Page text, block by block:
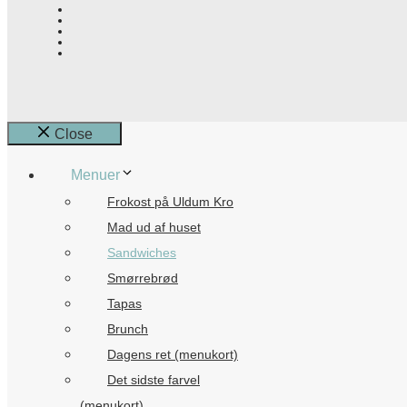
Close
Menuer
Frokost på Uldum Kro
Mad ud af huset
Sandwiches
Smørrebrød
Tapas
Brunch
Dagens ret (menukort)
Det sidste farvel